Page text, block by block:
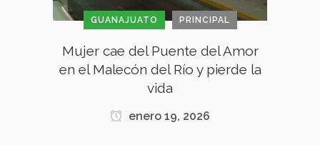
GUANAJUATO PRINCIPAL
Mujer cae del Puente del Amor
en el Malecón del Río y pierde la
vida
enero 19, 2026